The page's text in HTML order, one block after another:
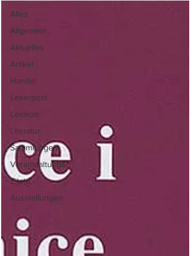
Alles
Allgemein
Aktuelles
Artikel
Handel
Leserpost
Lexikon
Literatur
Sammlungen
Veranstaltungen
Zitate
Ausstellungen